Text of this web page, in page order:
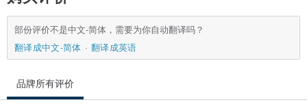
部份评价不是中文-简体，需要为你自动翻译吗？
翻译成中文-简体
翻译成英语
品牌所有评价